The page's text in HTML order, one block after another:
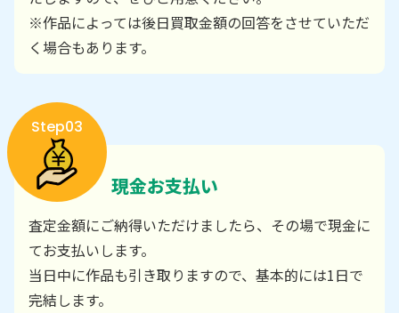
※作品によっては後日買取金額の回答をさせていただ
く場合もあります。
Step03
現金お支払い
査定金額にご納得いただけましたら、その場で現金に
てお支払いします。
当日中に作品も引き取りますので、基本的には1日で
完結します。